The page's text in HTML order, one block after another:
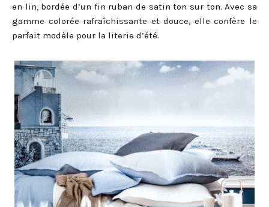
en lin, bordée d’un fin ruban de satin ton sur ton. Avec sa
gamme colorée rafraîchissante et douce, elle confère le
parfait modèle pour la literie d’été.